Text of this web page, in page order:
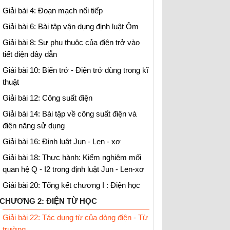
Giải bài 4: Đoạn mạch nối tiếp
Giải bài 6: Bài tập vận dụng định luật Ôm
Giải bài 8: Sự phụ thuộc của điện trở vào
tiết diện dây dẫn
Giải bài 10: Biến trở - Điện trở dùng trong kĩ
thuật
Giải bài 12: Công suất điện
Giải bài 14: Bài tập về công suất điện và
điện năng sử dụng
Giải bài 16: Định luật Jun - Len - xơ
Giải bài 18: Thực hành: Kiểm nghiệm mối
quan hệ Q - I2 trong định luật Jun - Len-xơ
Giải bài 20: Tổng kết chương I : Điện học
CHƯƠNG 2: ĐIỆN TỪ HỌC
Giải bài 22: Tác dụng từ của dòng điện - Từ